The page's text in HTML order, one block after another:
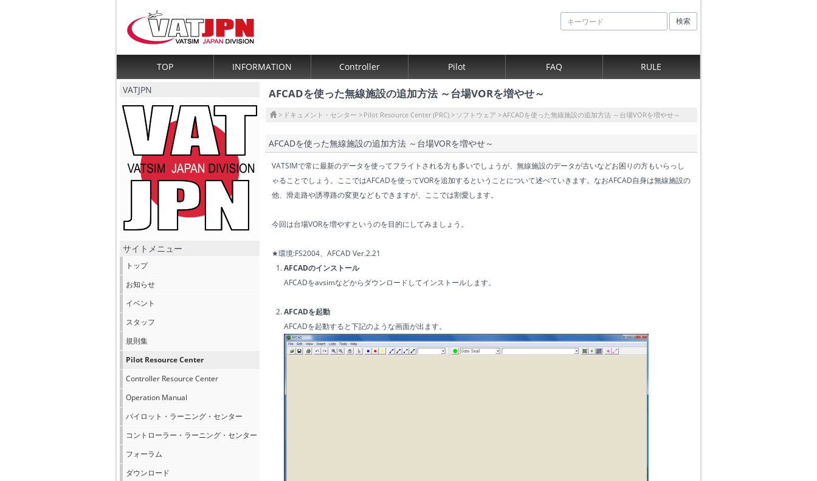
検索
TOP INFORMATION Controller Pilot FAQ
RULE
VATJPN
サイトメニュー
トップ
お知らせ
イベント
スタッフ
規則集
Pilot Resource Center
Controller Resource Center
Operation Manual
パイロット・ラーニング・センター
コントローラー・ラーニング・センター
フォーラム
ダウンロード
AFCADを使った無線施設の追加方法 ～台場VORを増やせ～
ドキュメント・センター Pilot Resource Center (PRC) ソフトウェア AFCADを使った無線施設の追加方法 ～台場VORを増やせ～
AFCADを使った無線施設の追加方法 ～台場VORを増やせ～
VATSIMで常に最新のデータを使ってフライトされる方も多いでしょうが、無線施設のデータが古いなどお困りの方もいらっし
ゃることでしょう。ここではAFCADを使ってVORを追加するということについて述べていきます。なおAFCAD自身は無線施設の
他、滑走路や誘導路の変更などもできますが、ここでは割愛します。
今回は台場VORを増やすというのを目的にしてみましょう。
★環境:FS2004、AFCAD Ver.2.21
AFCADのインストール
AFCADをavsimなどからダウンロードしてインストールします。
AFCADを起動
AFCADを起動すると下記のような画面が出ます。